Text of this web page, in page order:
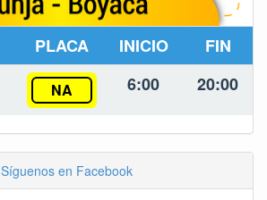
PLACA INICIO FIN
NA 6:00 20:00
Síguenos en Facebook